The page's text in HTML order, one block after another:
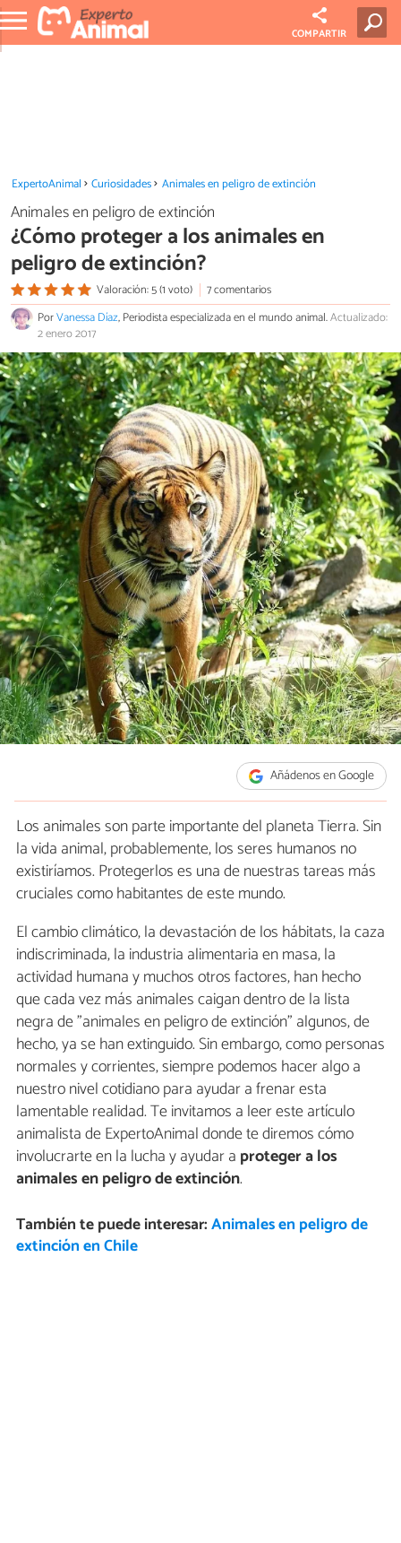
COMPARTIR
ExpertoAnimal Curiosidades Animales en peligro de extinción
Animales en peligro de extinción
¿Cómo proteger a los animales en
peligro de extinción?
Valoración: 5 (1 voto)
7 comentarios
PorVanessa Díaz, Periodista especializada en el mundo animal.Actualizado:
2 enero 2017
Añádenos en Google
Los animales son parte importante del planeta Tierra. Sin
la vida animal, probablemente, los seres humanos no
existiríamos. Protegerlos es una de nuestras tareas más
cruciales como habitantes de este mundo.
El cambio climático, la devastación de los hábitats, la caza
indiscriminada, la industria alimentaria en masa, la
actividad humana y muchos otros factores, han hecho
que cada vez más animales caigan dentro de la lista
negra de "animales en peligro de extinción" algunos, de
hecho, ya se han extinguido. Sin embargo, como personas
normales y corrientes, siempre podemos hacer algo a
nuestro nivel cotidiano para ayudar a frenar esta
lamentable realidad. Te invitamos a leer este artículo
animalista de ExpertoAnimal donde te diremos cómo
involucrarte en la lucha y ayudar a proteger a los
animales en peligro de extinción.
También te puede interesar:Animales en peligro de
extinción en Chile